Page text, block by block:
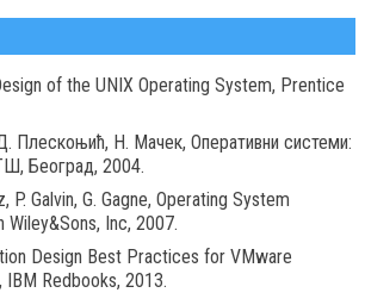
of the UNIX Operating System, Prentice
Плескоњић, Н. Мачек, Оперативни системи:
Београд, 2004.
P. Galvin, G. Gagne, Operating System
Wiley&Sons, Inc, 2007.
Design Best Practices for VMware
IBM Redbooks, 2013.